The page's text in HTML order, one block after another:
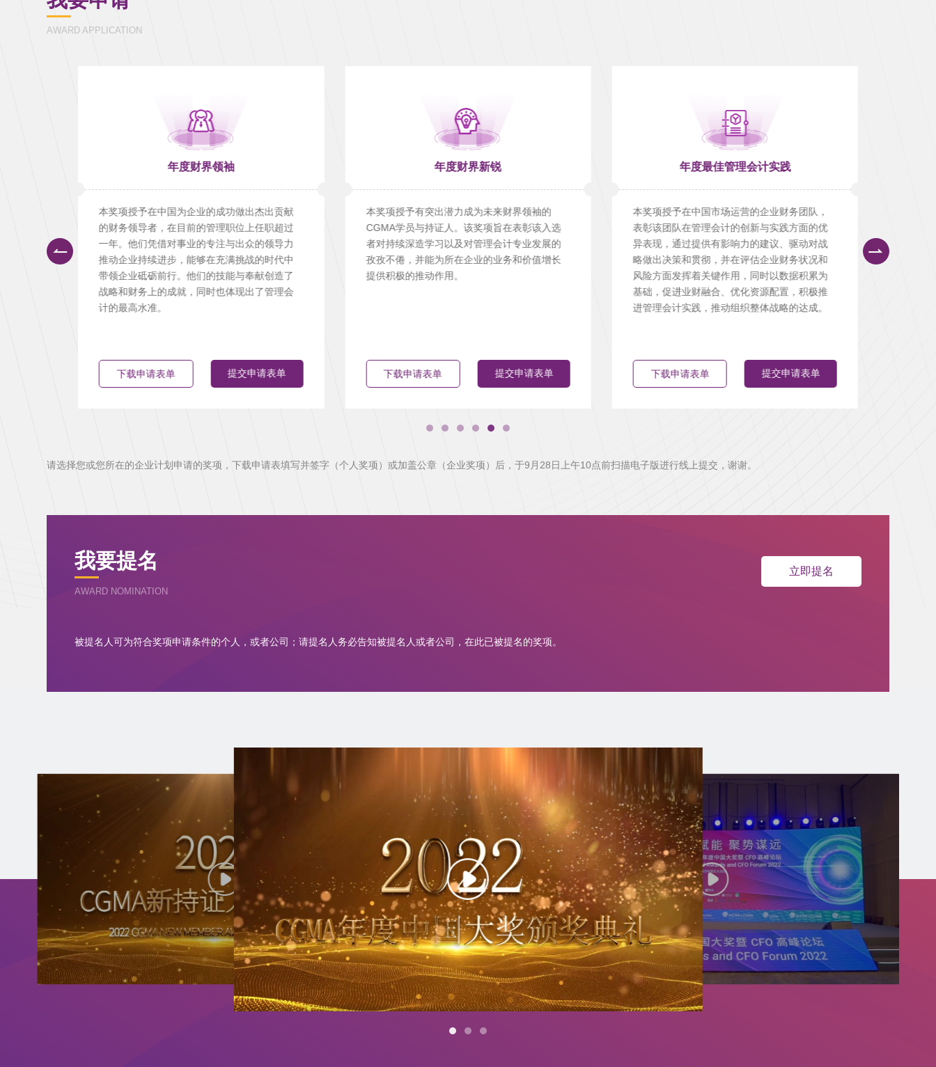
AWARD APPLICATION
年度财界领袖
本奖项授予在中国为企业的成功做出杰出贡献
的财务领导者，在目前的管理职位上任职超过
一年。他们凭借对事业的专注与出众的领导力
推动企业持续进步，能够在充满挑战的时代中
带领企业砥砺前行。他们的技能与奉献创造了
战略和财务上的成就，同时也体现出了管理会
计的最高水准。
下载申请表单 提交申请表单
年度财界新锐
本奖项授予有突出潜力成为未来财界领袖的
CGMA学员与持证人。该奖项旨在表彰该入选
者对持续深造学习以及对管理会计专业发展的
孜孜不倦，并能为所在企业的业务和价值增长
提供积极的推动作用。
下载申请表单 提交申请表单
年度最佳管理会计实践
本奖项授予在中国市场运营的企业财务团队，
表彰该团队在管理会计的创新与实践方面的优
异表现，通过提供有影响力的建议、驱动对战
略做出决策和贯彻，并在评估企业财务状况和
风险方面发挥着关键作用，同时以数据积累为
基础，促进业财融合、优化资源配置，积极推
进管理会计实践，推动组织整体战略的达成。
下载申请表单 提交申请表单
请选择您或您所在的企业计划申请的奖项，下载申请表填写并签字（个人奖项）或加盖公章（企业奖项）后，于9月28日上午10点前扫描电子版进行线上提交，谢谢。
我要提名
AWARD NOMINATION
立即提名
被提名人可为符合奖项申请条件的个人，或者公司；请提名人务必告知被提名人或者公司，在此已被提名的奖项。